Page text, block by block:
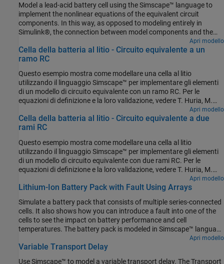
Model a lead-acid battery cell using the Simscape™ language to
implement the nonlinear equations of the equivalent circuit
components. In this way, as opposed to modeling entirely in
Simulink®, the connection between model components and the
defining physical equations is more easily understood. For the
defining equations and their validation, see Jackey, R. "A Simple,
Effective Lead-Acid Battery Modeling Process for Electrical System
2007, ref. 2007-01-0778.
Apri modello
Cella della batteria al litio - Circuito equivalente a un
ramo RC
Questo esempio mostra come modellare una cella al litio
utilizzando il linguaggio Simscape™ per implementare gli elementi
di un modello di circuito equivalente con un ramo RC. Per le
equazioni di definizione e la loro validazione, vedere T. Huria, M.
Ceraolo, J. Gazzarri, R. Jackey. “Modello elettrico ad alta fedeltà
con dipendenza termica per la caratterizzazione e la simulazione di
celle di batterie al litio ad alta potenza”, Conferenza Internazionale
Apri modello
Cella della batteria al litio - Circuito equivalente a due
rami RC
Questo esempio mostra come modellare una cella al litio
utilizzando il linguaggio Simscape™ per implementare gli elementi
di un modello di circuito equivalente con due rami RC. Per le
equazioni di definizione e la loro validazione, vedere T. Huria, M.
Ceraolo, J. Gazzarri, R. Jackey. “Modello elettrico ad alta fedeltà
con dipendenza termica per la caratterizzazione e la simulazione di
IEEE sui Vecoli Elettrici, marzo 2012.
Apri modello
Lithium-Ion Battery Pack with Fault Using Arrays
Simulate a battery pack that consists of multiple series-connected
cells. It also shows how you can introduce a fault into one of the
cells to see the impact on battery performance and cell
temperatures. The battery pack is modeled in Simscape™ language
by connecting cell models in series using arrays. You can represent
the fault by defining different parameters for the faulty cell.
Apri modello
Variable Transport Delay
Use Simscape™ to model a variable transport delay. The Transport